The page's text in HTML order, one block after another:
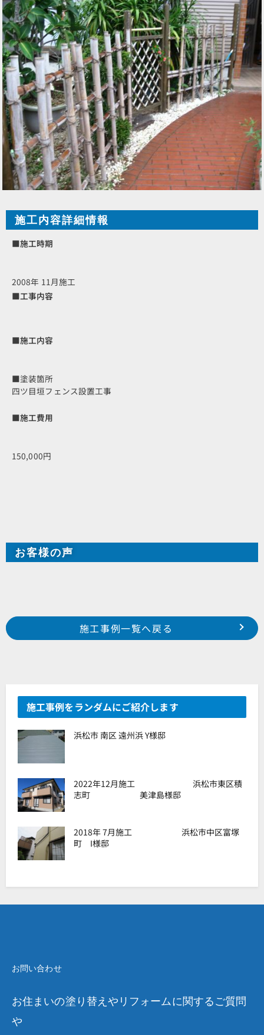
施工内容詳細情報
■施工時期
2008年 11月施工
■工事内容
■施工内容
■塗装箇所
四ツ目垣フェンス設置工事
■施工費用
150,000円
お客様の声
Prev
浜松市中区鴨江 I様邸
浜松市中区元城 O様邸
施工事例一覧へ戻る
施工事例をランダムにご紹介します
浜松市 南区 遠州浜 Y様邸
2022年12月施工 浜松市東区積
志町 美津島様邸
2018年 7月施工 浜松市中区富塚
町 I様邸
お問い合わせ
お住まいの塗り替えやリフォームに関するご質問
や